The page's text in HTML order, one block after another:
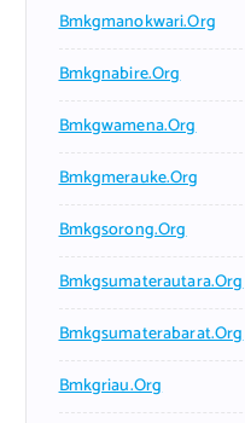
Bmkgmanokwari.org
Bmkgnabire.org
Bmkgwamena.org
Bmkgmerauke.org
Bmkgsorong.org
Bmkgsumaterautara.org
Bmkgsumaterabarat.org
Bmkgriau.org